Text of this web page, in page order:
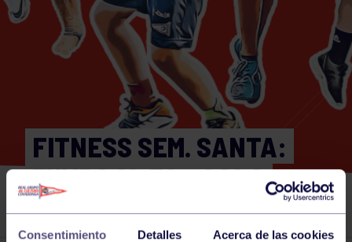
Consentimiento Detalles Acerca de las cookies
FITNESS SEM. SANTA:
ZUMBA 10:30 – SALA
AEROBIC